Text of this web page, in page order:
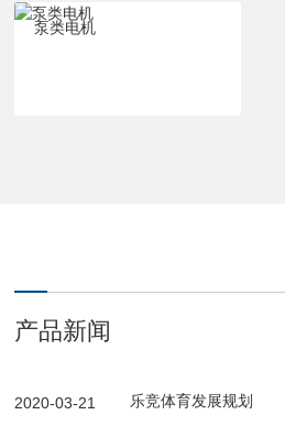
泵类电机
产品新闻
2020-03-21 乐竞体育发展规划